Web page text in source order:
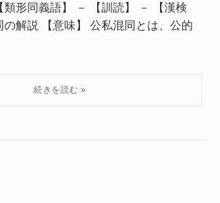
類形同義語】 － 【訓読】 － 【漢検
の解説 【意味】 公私混同とは、公的